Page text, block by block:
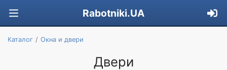
Rabotniki.UA
Каталог Окна и двери
Двери